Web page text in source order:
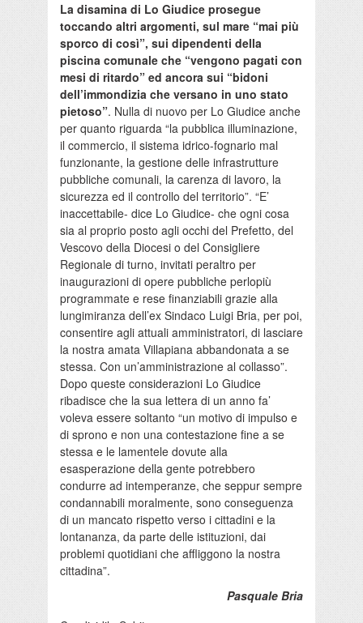
La disamina di Lo Giudice prosegue
toccando altri argomenti, sul mare “mai più
sporco di così”, sui dipendenti della
piscina comunale che “vengono pagati con
mesi di ritardo” ed ancora sui “bidoni
dell’immondizia che versano in uno stato
pietoso”. Nulla di nuovo per Lo Giudice anche
per quanto riguarda “la pubblica illuminazione,
il commercio, il sistema idrico-fognario mal
funzionante, la gestione delle infrastrutture
pubbliche comunali, la carenza di lavoro, la
sicurezza ed il controllo del territorio”. “E’
inaccettabile- dice Lo Giudice- che ogni cosa
sia al proprio posto agli occhi del Prefetto, del
Vescovo della Diocesi o del Consigliere
Regionale di turno, invitati peraltro per
inaugurazioni di opere pubbliche perlopiù
programmate e rese finanziabili grazie alla
lungimiranza dell’ex Sindaco Luigi Bria, per poi,
consentire agli attuali amministratori, di lasciare
la nostra amata Villapiana abbandonata a se
stessa. Con un’amministrazione al collasso”.
Dopo queste considerazioni Lo Giudice
ribadisce che la sua lettera di un anno fa’
voleva essere soltanto “un motivo di impulso e
di sprono e non una contestazione fine a se
stessa e le lamentele dovute alla
esasperazione della gente potrebbero
condurre ad intemperanze, che seppur sempre
condannabili moralmente, sono conseguenza
di un mancato rispetto verso i cittadini e la
lontananza, da parte delle istituzioni, dai
problemi quotidiani che affliggono la nostra
cittadina”.
Pasquale Bria